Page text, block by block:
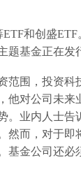
和创盛ETF
基金正在发
围，投资科
他对公司未来
。业内人士告
然而，对于即
基金公司还必